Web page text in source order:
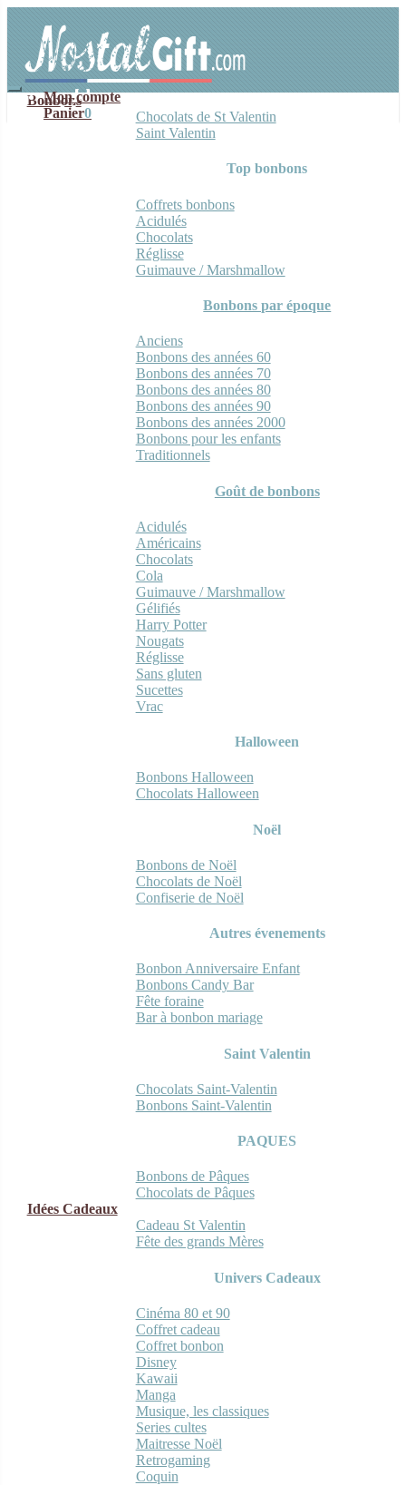
navigation
contenu
Mon compte
Panier0
Bonbons
Chocolats de St Valentin
Saint Valentin
Top bonbons
Coffrets bonbons
Acidulés
Chocolats
Réglisse
Guimauve / Marshmallow
Bonbons par époque
Anciens
Bonbons des années 60
Bonbons des années 70
Bonbons des années 80
Bonbons des années 90
Bonbons des années 2000
Bonbons pour les enfants
Traditionnels
Goût de bonbons
Acidulés
Américains
Chocolats
Cola
Guimauve / Marshmallow
Gélifiés
Harry Potter
Nougats
Réglisse
Sans gluten
Sucettes
Vrac
Halloween
Bonbons Halloween
Chocolats Halloween
Noël
Bonbons de Noël
Chocolats de Noël
Confiserie de Noël
Autres évenements
Bonbon Anniversaire Enfant
Bonbons Candy Bar
Fête foraine
Bar à bonbon mariage
Saint Valentin
Chocolats Saint-Valentin
Bonbons Saint-Valentin
PAQUES
Bonbons de Pâques
Chocolats de Pâques
Idées Cadeaux
Cadeau St Valentin
Fête des grands Mères
Univers Cadeaux
Cinéma 80 et 90
Coffret cadeau
Coffret bonbon
Disney
Kawaii
Manga
Musique, les classiques
Series cultes
Maitresse Noël
Retrogaming
Coquin